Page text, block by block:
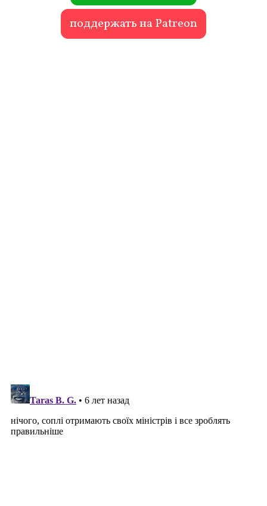
поддержать на Patreon